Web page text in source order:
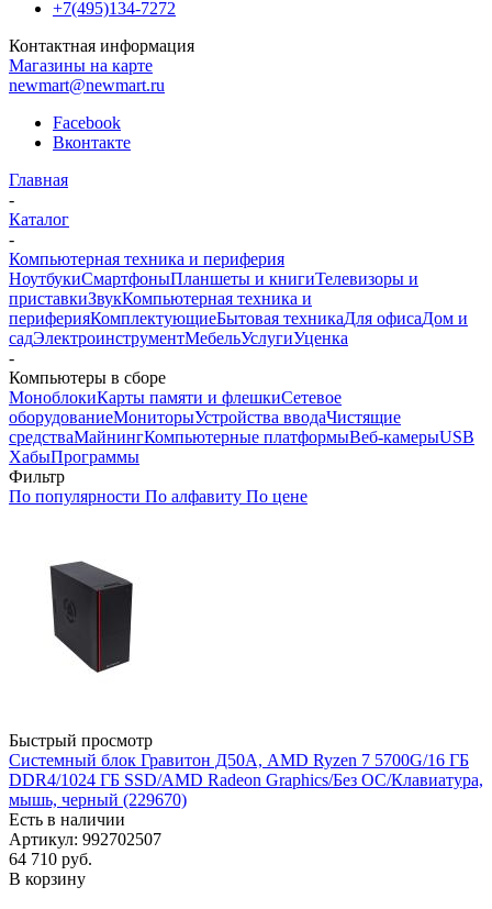
+7(495)134-7272
Контактная информация
Магазины на карте
newmart@newmart.ru
Facebook
Вконтакте
Главная
-
Каталог
-
Компьютерная техника и периферия
НоутбукиСмартфоныПланшеты и книгиТелевизоры и
приставкиЗвукКомпьютерная техника и
периферияКомплектующиеБытовая техникаДля офисаДом и
садЭлектроинструментМебельУслугиУценка
-
Компьютеры в сборе
МоноблокиКарты памяти и флешкиСетевое
оборудованиеМониторыУстройства вводаЧистящие
средстваМайнингКомпьютерные платформыВеб-камерыUSB
ХабыПрограммы
Фильтр
По популярности По алфавиту По цене
Быстрый просмотр
Системный блок Гравитон Д50А, AMD Ryzen 7 5700G/16 ГБ
DDR4/1024 ГБ SSD/AMD Radeon Graphics/Без ОС/Клавиатура,
мышь, черный (229670)
Есть в наличии
Артикул: 992702507
64 710 руб.
В корзину